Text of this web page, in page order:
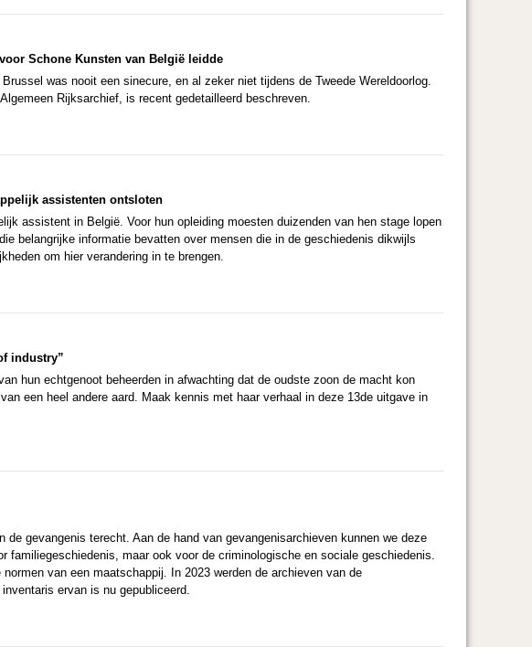
Schone Kunsten van België leidde
was nooit een sinecure, en al zeker niet tijdens de Tweede Wereldoorlog.
Rijksarchief, is recent gedetailleerd beschreven.
assistenten ontsloten
assistent in België. Voor hun opleiding moesten duizenden van hen stage lopen
belangrijke informatie bevatten over mensen die in de geschiedenis dikwijls
om hier verandering in te brengen.
industry”
hun echtgenoot beheerden in afwachting dat de oudste zoon de macht kon
een heel andere aard. Maak kennis met haar verhaal in deze 13de uitgave in
gevangenis terecht. Aan de hand van gevangenisarchieven kunnen we deze
maar ook voor de criminologische en sociale geschiedenis.
van een maatschappij. In 2023 werden de archieven van de
ervan is nu gepubliceerd.